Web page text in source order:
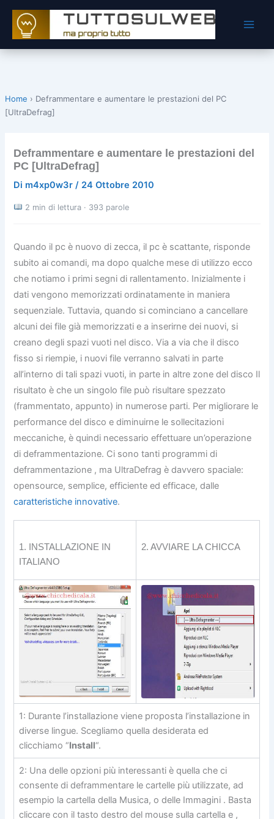
contenuto
Home › Deframmentare e aumentare le prestazioni del PC
[UltraDefrag]
Deframmentare e aumentare le prestazioni del
PC [UltraDefrag]
Di m4xp0w3r/ 24 Ottobre 2010
2 min di lettura · 393 parole
Quando il pc è nuovo di zecca, il pc è scattante, risponde
subito ai comandi, ma dopo qualche mese di utilizzo ecco
che notiamo i primi segni di rallentamento. Inizialmente i
dati vengono memorizzati ordinatamente in maniera
sequenziale. Tuttavia, quando si cominciano a cancellare
alcuni dei file già memorizzati e a inserirne dei nuovi, si
creano degli spazi vuoti nel disco. Via a via che il disco
fisso si riempie, i nuovi file verranno salvati in parte
all’interno di tali spazi vuoti, in parte in altre zone del disco Il
risultato è che un singolo file può risultare spezzato
(frammentato, appunto) in numerose parti. Per migliorare le
performance del disco e diminuirne le sollecitazioni
meccaniche, è quindi necessario effettuare un’operazione
di deframmentazione. Ci sono tanti programmi di
deframmentazione , ma UltraDefrag è davvero spaciale:
opensource, semplice, efficiente ed efficace, dalle
caratteristiche innovative.
1. INSTALLAZIONE IN
ITALIANO
2. AVVIARE LA CHICCA
1: Durante l’installazione viene proposta l’installazione in
diverse lingue. Scegliamo quella desiderata ed
clicchiamo “Install“.
2: Una delle opzioni più interessanti è quella che ci
consente di deframmentare le cartelle più utilizzate, ad
esempio la cartella della Musica, o delle Immagini . Basta
cliccare con il tasto destro del mouse sulla cartella e ,